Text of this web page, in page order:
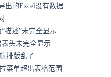
出的Excel没有数据
描述”未完全显示
头未完全显示
排版乱了
菜单超出表格范围